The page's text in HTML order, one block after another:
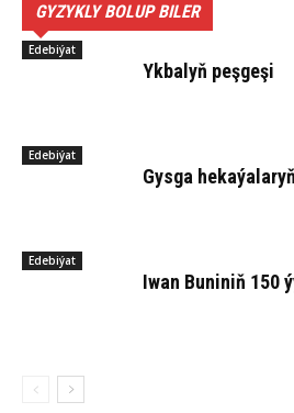
GYZYKLY BOLUP BILER
Edebiýat
Yk­ba­lyň peş­ge­şi
Edebiýat
Gysga
Edebiýat
Iwan Bu­ni­niň 150